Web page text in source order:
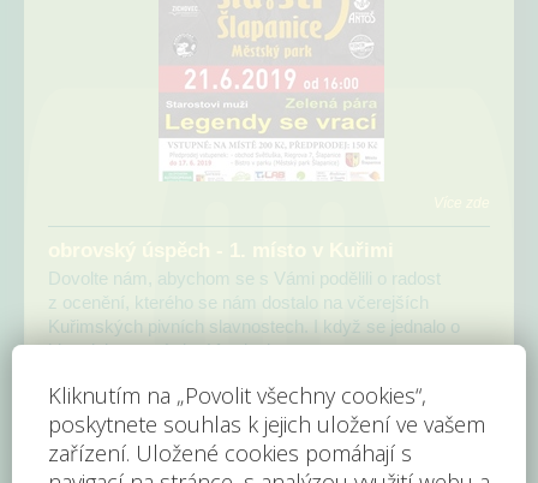
obrovský úspěch - 1. místo v Kuřimi
Dovolte nám, abychom se s Vámi podělili o radost
z ocenění, kterého se nám dostalo na včerejších
Kuřimských pivních slavnostech. I když se jednalo o
historicky první pivní festival,…
3